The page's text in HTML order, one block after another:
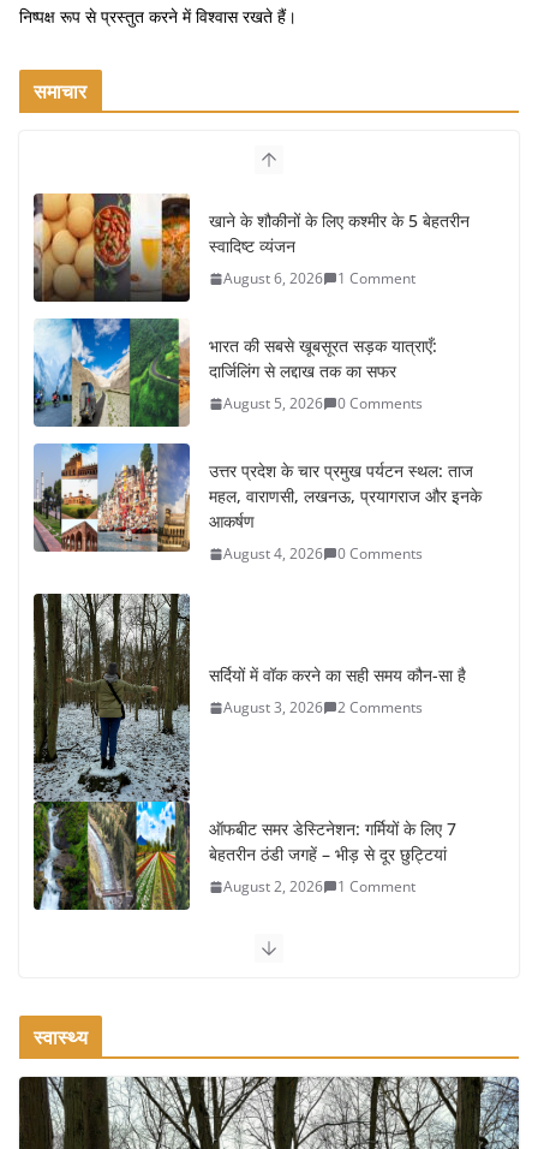
निष्पक्ष रूप से प्रस्तुत करने में विश्वास रखते हैं।
समाचार
खाने के शौकीनों के लिए कश्मीर के 5 बेहतरीन
स्वादिष्ट व्यंजन
August 6, 2026 1 Comment
भारत की सबसे खूबसूरत सड़क यात्राएँ:
दार्जिलिंग से लद्दाख तक का सफर
August 5, 2026 0 Comments
उत्तर प्रदेश के चार प्रमुख पर्यटन स्थल: ताज
महल, वाराणसी, लखनऊ, प्रयागराज और इनके
आकर्षण
August 4, 2026 0 Comments
सर्दियों में वॉक करने का सही समय कौन-सा है
August 3, 2026 2 Comments
ऑफबीट समर डेस्टिनेशन: गर्मियों के लिए 7
बेहतरीन ठंडी जगहें – भीड़ से दूर छुट्टियां
August 2, 2026 1 Comment
कश्मीर यात्रा गाइड: प्राकृतिक सुंदरता और
वजन घटाने के लिए 8 बेहतरीन वॉकिंग एक्सरसाइज: 1 महीने में पाएं 3-4
किलो कम वजन
July 31, 2026 1 Comment
स्वास्थ्य